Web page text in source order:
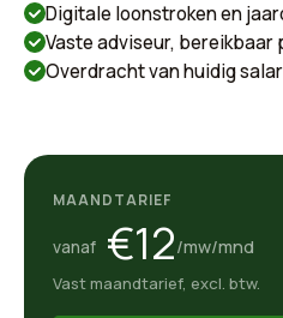
Digitale loonstroken en
Vaste adviseur, bereikbaar
Overdracht van huidig
MAANDTARIEF
vanaf €12/mw/mnd
Vast maandtarief, excl. btw.